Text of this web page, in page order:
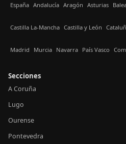
España Andalucía Aragón Asturias
Castilla La-Mancha Castilla y León
Madrid Murcia Navarra País Vasco
Secciones
A Coruña
Lugo
Ourense
Pontevedra